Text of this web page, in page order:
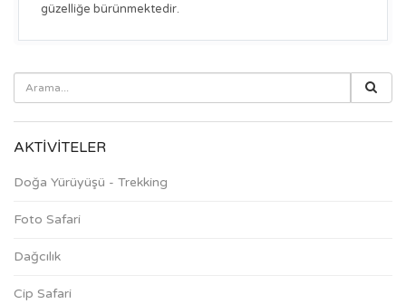
güzelliğe bürünmektedir.
AKTIVITELER
Doğa Yürüyüşü - Trekking
Foto Safari
Dağcılık
Cip Safari